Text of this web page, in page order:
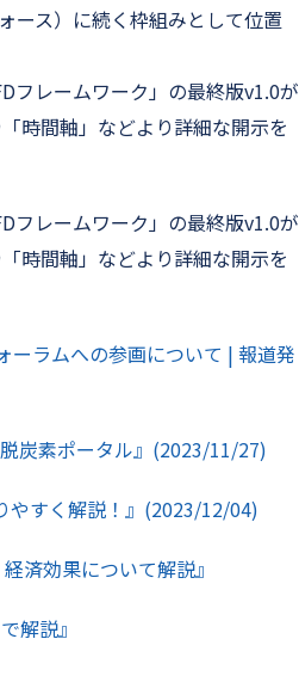
ース）に続く枠組みとして位置
フレームワーク」の最終版v1.0が
時間軸」などより詳細な開示を
フレームワーク」の最終版v1.0が
時間軸」などより詳細な開示を
ーラムへの参画について | 報道発
炭素ポータル』(2023/11/27)
やすく解説！』(2023/12/04)
済効果について解説』
解説』